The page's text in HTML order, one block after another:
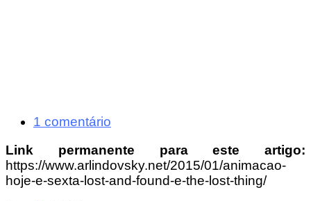
1 comentário
Link permanente para este artigo:
https://www.arlindovsky.net/2015/01/animacao-
hoje-e-sexta-lost-and-found-e-the-lost-thing/